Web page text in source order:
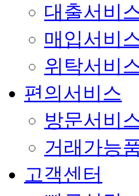
대출서비
매입서비
위탁서비
편의서비스
방문서비
거래가능
고객센터